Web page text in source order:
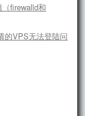
firewalld和
的VPS无法登陆问